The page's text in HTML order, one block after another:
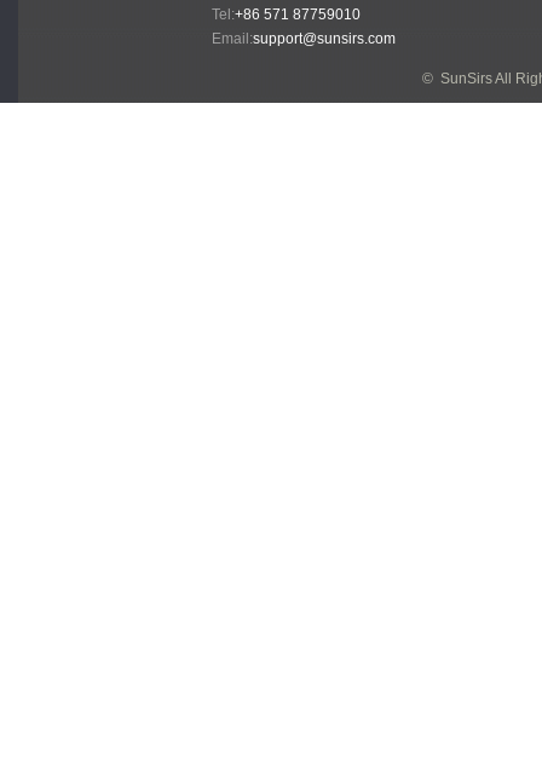
Tel:+86 571 87759010
Email:support@sunsirs.com
© SunSirs All